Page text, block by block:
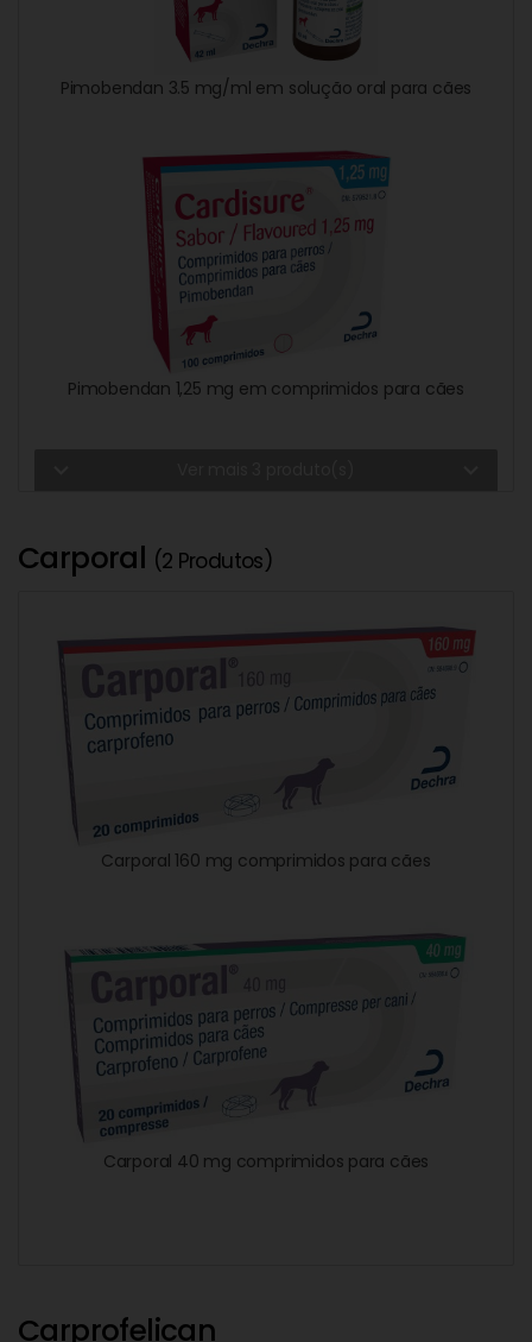
Pimobendan 3.5 mg/ml em solução oral para cães
Pimobendan 1,25 mg em comprimidos para cães
Carporal (2 Produtos)
Carporal 160 mg comprimidos para cães
Carporal 40 mg comprimidos para cães
Carprofelican